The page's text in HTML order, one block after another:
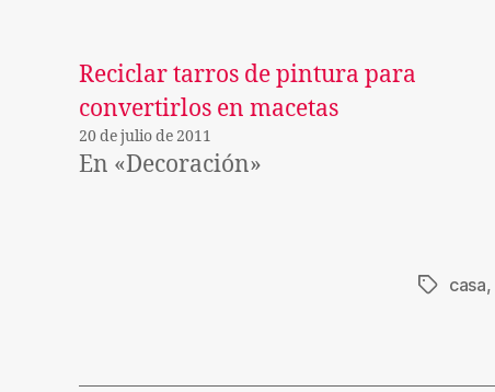
Reciclar tarros de pintura para
convertirlos en macetas
20 de julio de 2011
En «Decoración»
Etiquetas
casa,